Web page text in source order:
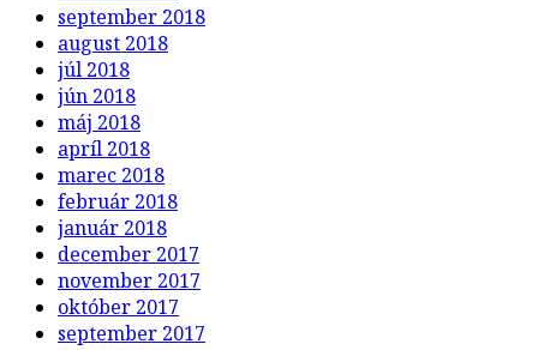
september 2018
august 2018
júl 2018
jún 2018
máj 2018
apríl 2018
marec 2018
február 2018
január 2018
december 2017
november 2017
október 2017
september 2017